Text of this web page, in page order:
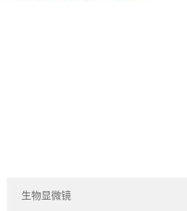
生物显微镜